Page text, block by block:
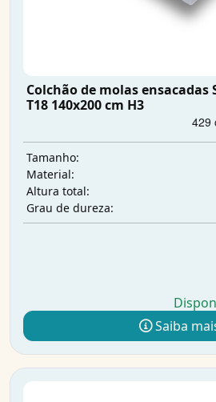
Colchão de molas ensacadas
T18 140x200 cm H3
Tamanho:
Material:
Altura total:
Grau de dureza:
Saiba